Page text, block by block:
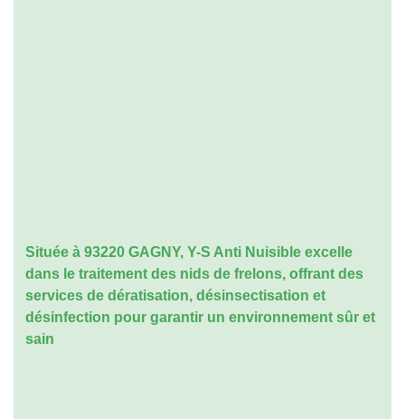
Située à 93220 GAGNY, Y-S Anti Nuisible excelle
dans letraitement des nids de frelons, offrant des
services de dératisation, désinsectisation et
désinfection pour garantir un environnement sûr et
sain